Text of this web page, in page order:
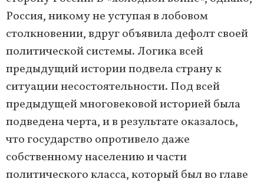
Россия, никому не уступая в лобовом
столкновении, вдруг объявила дефолт своей
политической системы. Логика всей
предыдущий истории подвела страну к
ситуации несостоятельности. Под всей
предыдущей многовековой историей была
подведена черта, и в результате оказалось,
что государство опротивело даже
собственному населению и части
политического класса, который был во главе